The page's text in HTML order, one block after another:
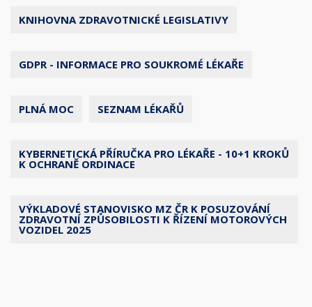
KNIHOVNA ZDRAVOTNICKÉ LEGISLATIVY
GDPR - INFORMACE PRO SOUKROMÉ LÉKAŘE
PLNÁ MOC SEZNAM LÉKAŘŮ
KYBERNETICKÁ PŘÍRUČKA PRO LÉKAŘE - 10+1 KROKŮ
K OCHRANĚ ORDINACE
VÝKLADOVÉ STANOVISKO MZ ČR K POSUZOVÁNÍ
ZDRAVOTNÍ ZPŮSOBILOSTI K ŘÍZENÍ MOTOROVÝCH
VOZIDEL 2025